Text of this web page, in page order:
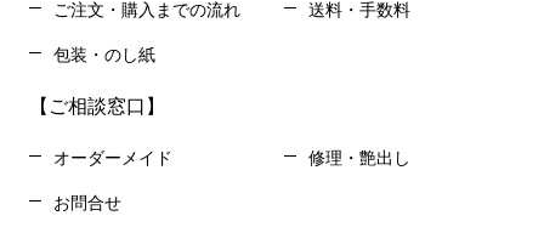
ご注文・購入までの流れ 送料・手数料
包装・のし紙
【ご相談窓口】
オーダーメイド 修理・艶出し
お問合せ